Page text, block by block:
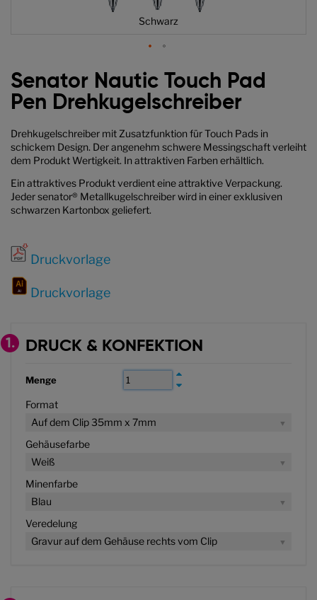
Schwarz
Anfang
der
Bildgalerie
Senator Nautic Touch Pad
Pen Drehkugelschreiber
Drehkugelschreiber mit Zusatzfunktion für Touch Pads in
schickem Design. Der angenehm schwere Messingschaft verleiht
dem Produkt Wertigkeit. In attraktiven Farben erhältlich.
Ein attraktives Produkt verdient eine attraktive Verpackung.
Jeder senator® Metallkugelschreiber wird in einer exklusiven
schwarzen Kartonbox geliefert.
Druckvorlage
Druckvorlage
1. DRUCK & KONFEKTION
Menge
Format
Auf dem Clip 35mm x 7mm
Gehäusefarbe
Weiß
Minenfarbe
Blau
Veredelung
Gravur auf dem Gehäuse rechts vom Clip